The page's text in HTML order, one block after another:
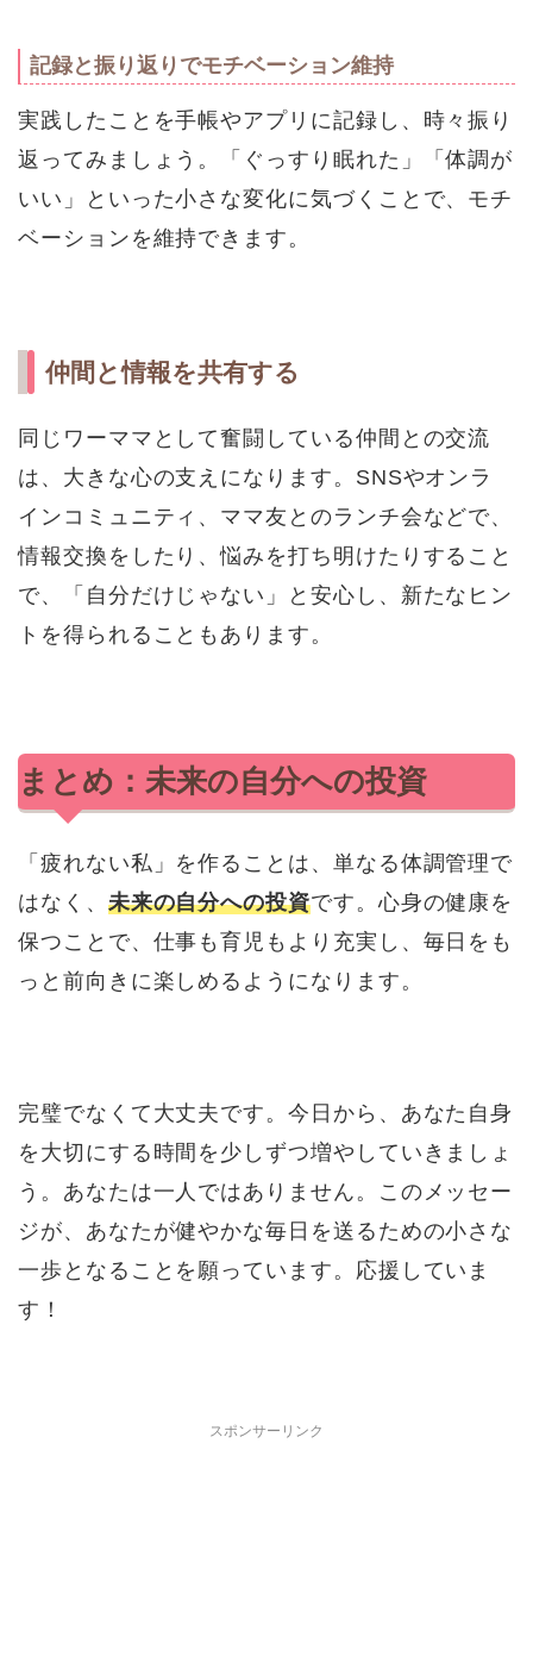
記録と振り返りでモチベーション維持
実践したことを手帳やアプリに記録し、時々振り
返ってみましょう。「ぐっすり眠れた」「体調が
いい」といった小さな変化に気づくことで、モチ
ベーションを維持できます。
仲間と情報を共有する
同じワーママとして奮闘している仲間との交流
は、大きな心の支えになります。SNSやオンラ
インコミュニティ、ママ友とのランチ会などで、
情報交換をしたり、悩みを打ち明けたりすること
で、「自分だけじゃない」と安心し、新たなヒン
トを得られることもあります。
まとめ：未来の自分への投資
「疲れない私」を作ることは、単なる体調管理で
はなく、 未来の自分への投資です。心身の健康を
保つことで、仕事も育児もより充実し、毎日をも
っと前向きに楽しめるようになります。
完璧でなくて大丈夫です。今日から、あなた自身
を大切にする時間を少しずつ増やしていきましょ
う。あなたは一人ではありません。このメッセー
ジが、あなたが健やかな毎日を送るための小さな
一歩となることを願っています。応援していま
す！
スポンサーリンク